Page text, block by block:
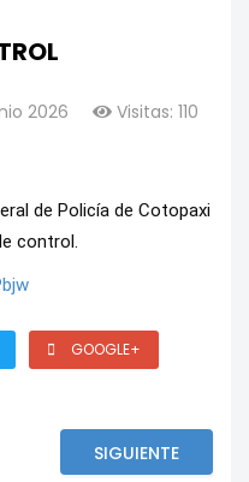
2026
Visitas: 110
de Policía de Cotopaxi
control.
GOOGLE+
SIGUIENTE